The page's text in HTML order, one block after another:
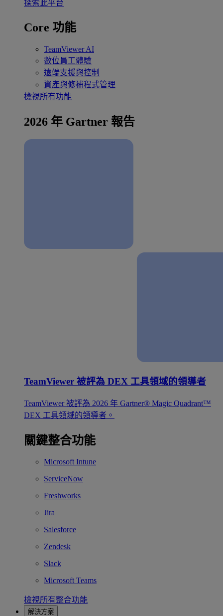
探索此平台
Core 功能
TeamViewer AI
數位員工體驗
遠端支援與控制
資產與修補程式管理
檢視所有功能
2026 年 Gartner 報告
TeamViewer 被評為 DEX 工具領域的領導者
TeamViewer 被評為 2026 年 Gartner® Magic Quadrant™
DEX 工具領域的領導者。
關鍵整合功能
Microsoft Intune
ServiceNow
Freshworks
Jira
Salesforce
Zendesk
Slack
Microsoft Teams
檢視所有整合功能
解決方案